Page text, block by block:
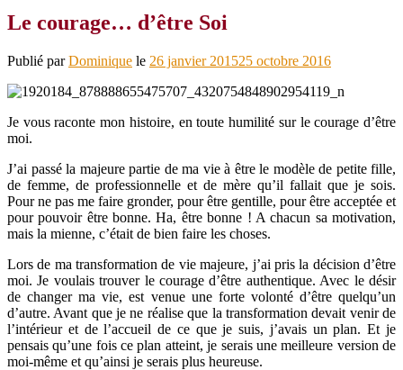
Le courage… d’être Soi
Publié parDominique le 26 janvier 201525 octobre 2016
Je vous raconte mon histoire, en toute humilité sur le courage d’être
moi.
J’ai passé la majeure partie de ma vie à être le modèle de petite fille,
de femme, de professionnelle et de mère qu’il fallait que je sois.
Pour ne pas me faire gronder, pour être gentille, pour être acceptée et
pour pouvoir être bonne. Ha, être bonne ! A chacun sa motivation,
mais la mienne, c’était de bien faire les choses.
Lors de ma transformation de vie majeure, j’ai pris la décision d’être
moi. Je voulais trouver le courage d’être authentique. Avec le désir
de changer ma vie, est venue une forte volonté d’être quelqu’un
d’autre. Avant que je ne réalise que la transformation devait venir de
l’intérieur et de l’accueil de ce que je suis, j’avais un plan. Et je
pensais qu’une fois ce plan atteint, je serais une meilleure version de
moi-même et qu’ainsi je serais plus heureuse.